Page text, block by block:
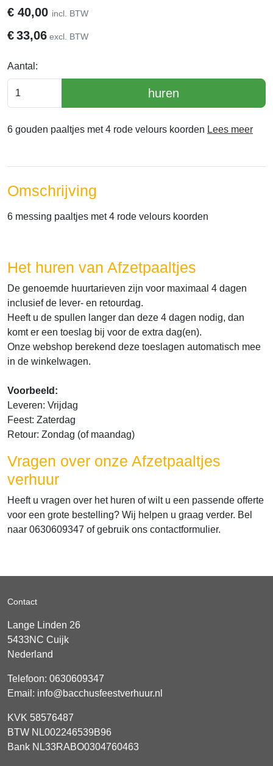
€ 40,00 incl. BTW
€33,06 excl. BTW
Aantal:
huren
6 gouden paaltjes met 4 rode velours koorden Lees meer
Omschrijving
6 messing paaltjes met 4 rode velours koorden
Het huren van Afzetpaaltjes
De genoemde huurtarieven zijn voor maximaal 4 dagen
inclusief de lever- en retourdag.
Heeft u de spullen langer dan deze 4 dagen nodig, dan
komt er een toeslag bij voor de extra dag(en).
Onze webshop berekend deze toeslagen automatisch mee
in de winkelwagen.
Voorbeeld:
Leveren: Vrijdag
Feest: Zaterdag
Retour: Zondag (of maandag)
Vragen over onze Afzetpaaltjes
verhuur
Heeft u vragen over het huren of wilt u een passende offerte
voor een grote bestelling? Wij helpen u graag verder. Bel
naar 0630609347 of gebruik ons contactformulier.
Contact
Lange Linden 26
5433NC Cuijk
Nederland
Telefoon: 0630609347
Email: info@bacchusfeestverhuur.nl
KVK 58576487
BTW NL002246539B96
Bank NL33RABO0304760463